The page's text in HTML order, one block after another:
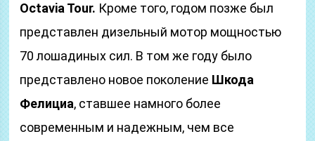
Octavia Tour. Кроме того, годом позже был
представлен дизельный мотор мощностью
70 лошадиных сил. В том же году было
представлено новое поколение Шкода
Фелициа, ставшее намного более
современным и надежным, чем все